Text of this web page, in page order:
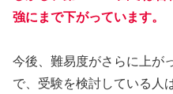
強にまで下がっています。
今後、難易度がさらに上が
で、受験を検討している人